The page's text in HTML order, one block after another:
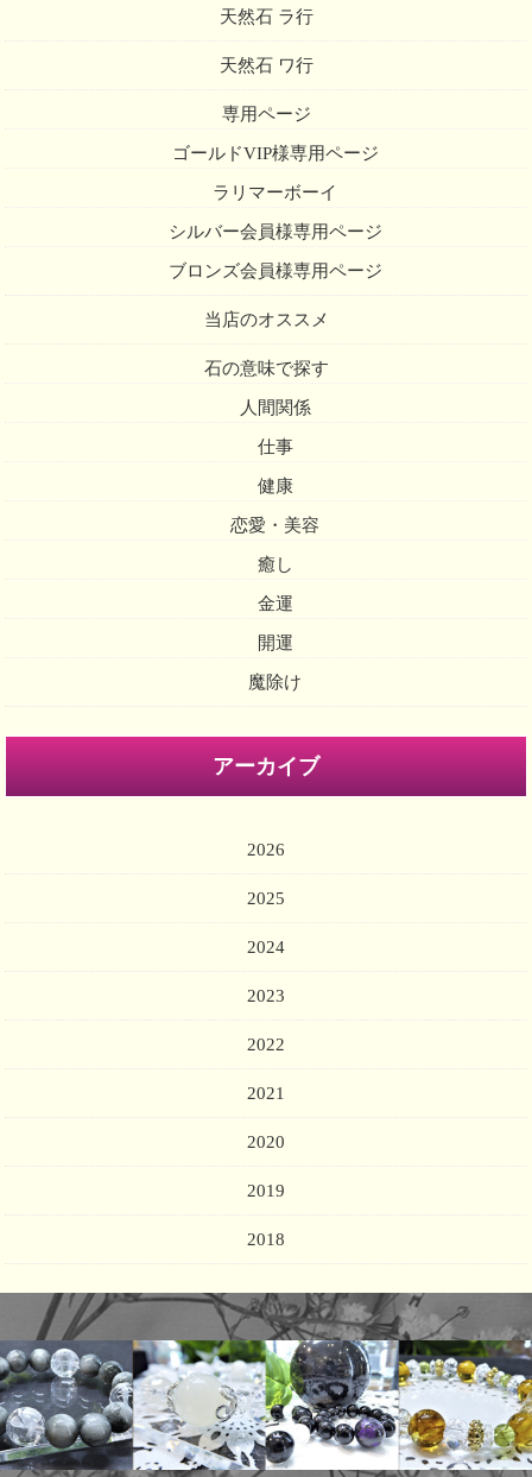
天然石 ラ行
天然石 ワ行
専用ページ
ゴールドVIP様専用ページ
ラリマーボーイ
シルバー会員様専用ページ
ブロンズ会員様専用ページ
当店のオススメ
石の意味で探す
人間関係
仕事
健康
恋愛・美容
癒し
金運
開運
魔除け
アーカイブ
2026
2025
2024
2023
2022
2021
2020
2019
2018